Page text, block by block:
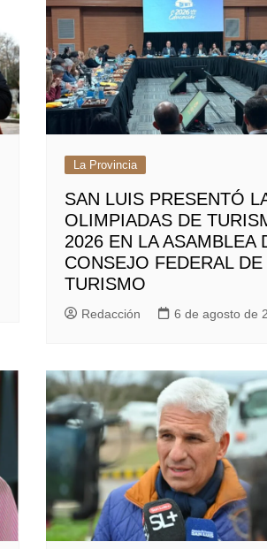
La Provincia
SAN LUIS PRESENTÓ
OLIMPIADAS DE
2026 EN LA ASAMBLEA
CONSEJO FEDERAL DE
TURISMO
Redacción 6 de agosto de